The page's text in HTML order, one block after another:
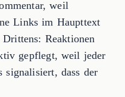
weil
Links im Haupttext
Reaktionen
gepflegt, weil jeder
signalisiert, dass der